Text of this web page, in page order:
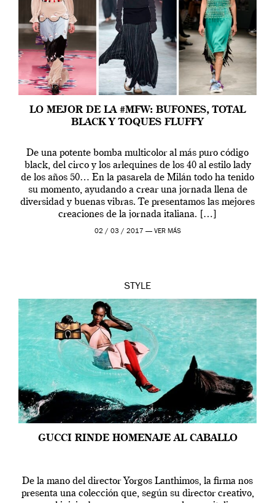
LO MEJOR DE LA #MFW: BUFONES, TOTAL
BLACK Y TOQUES FLUFFY
De una potente bomba multicolor al más puro código
black, del circo y los arlequines de los 40 al estilo lady
de los años 50… En la pasarela de Milán todo ha tenido
su momento, ayudando a crear una jornada llena de
diversidad y buenas vibras. Te presentamos las mejores
creaciones de la jornada italiana. […]
02 / 03 / 2017 — VER MÁS
STYLE
GUCCI RINDE HOMENAJE AL CABALLO
De la mano del director Yorgos Lanthimos, la firma nos
presenta una colección que, según su director creativo,